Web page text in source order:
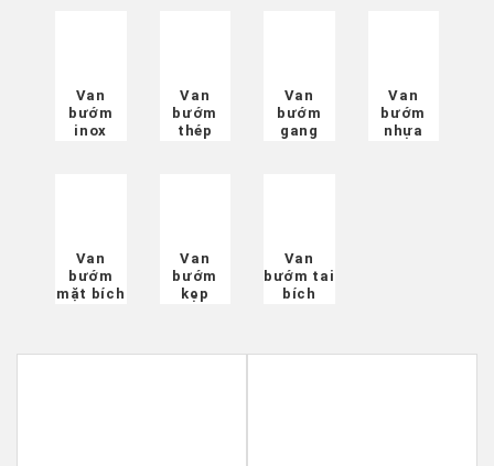
Van
bướm
inox
Van
bướm
thép
Van
bướm
gang
Van
bướm
nhựa
Van
bướm
mặt bích
Van
bướm
kẹp
Van
bướm tai
bích